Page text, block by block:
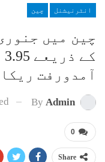
انٹرنیشنل چین
چین میں
آمدورفت
By Admin
0
Share